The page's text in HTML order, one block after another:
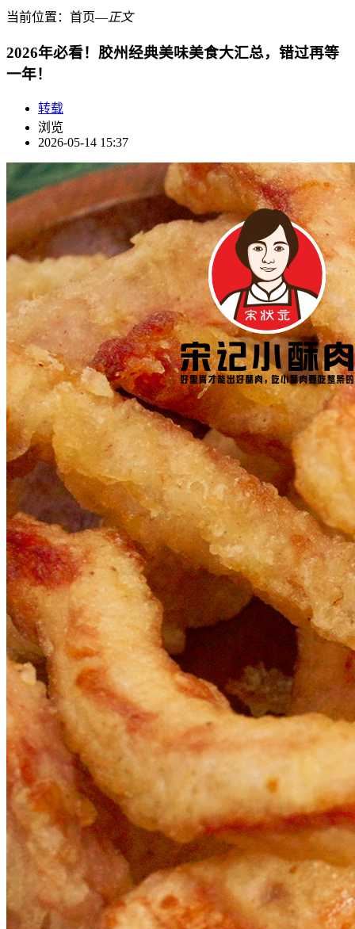
当前位置： 首页―正文
2026年必看！胶州经典美味美食大汇总，错过再等
一年！
转载
浏览
2026-05-14 15:37